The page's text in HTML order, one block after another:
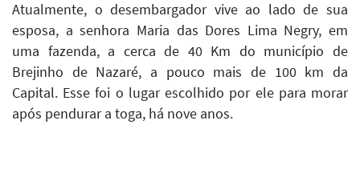
Atualmente, o desembargador vive ao lado de sua
esposa, a senhora Maria das Dores Lima Negry, em
uma fazenda, a cerca de 40 Km do município de
Brejinho de Nazaré, a pouco mais de 100 km da
Capital. Esse foi o lugar escolhido por ele para morar
após pendurar a toga, há nove anos.